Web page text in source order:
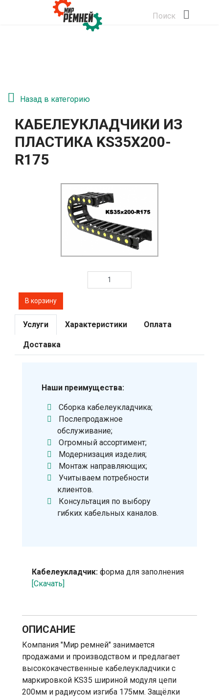
Поиск
Назад в категорию
КАБЕЛЕУКЛАДЧИКИ ИЗ
ПЛАСТИКА KS35Х200-
R175
Услуги Характеристики Оплата
Доставка
Наши преимущества:
Сборка кабелеукладчика;
Послепродажное
обслуживание;
Огромный ассортимент;
Модернизация изделия;
Монтаж направляющих;
Учитываем потребности
клиентов.
Консультация по выбору
гибких кабельных каналов.
Кабелеукладчик: форма для заполнения
[Скачать]
ОПИСАНИЕ
Компания "Мир ремней" занимается
продажами и производством и предлагает
высококачественные кабелеукладчики с
маркировкой KS35 шириной модуля цепи
200мм и радиусом изгиба 175мм. Защёлки